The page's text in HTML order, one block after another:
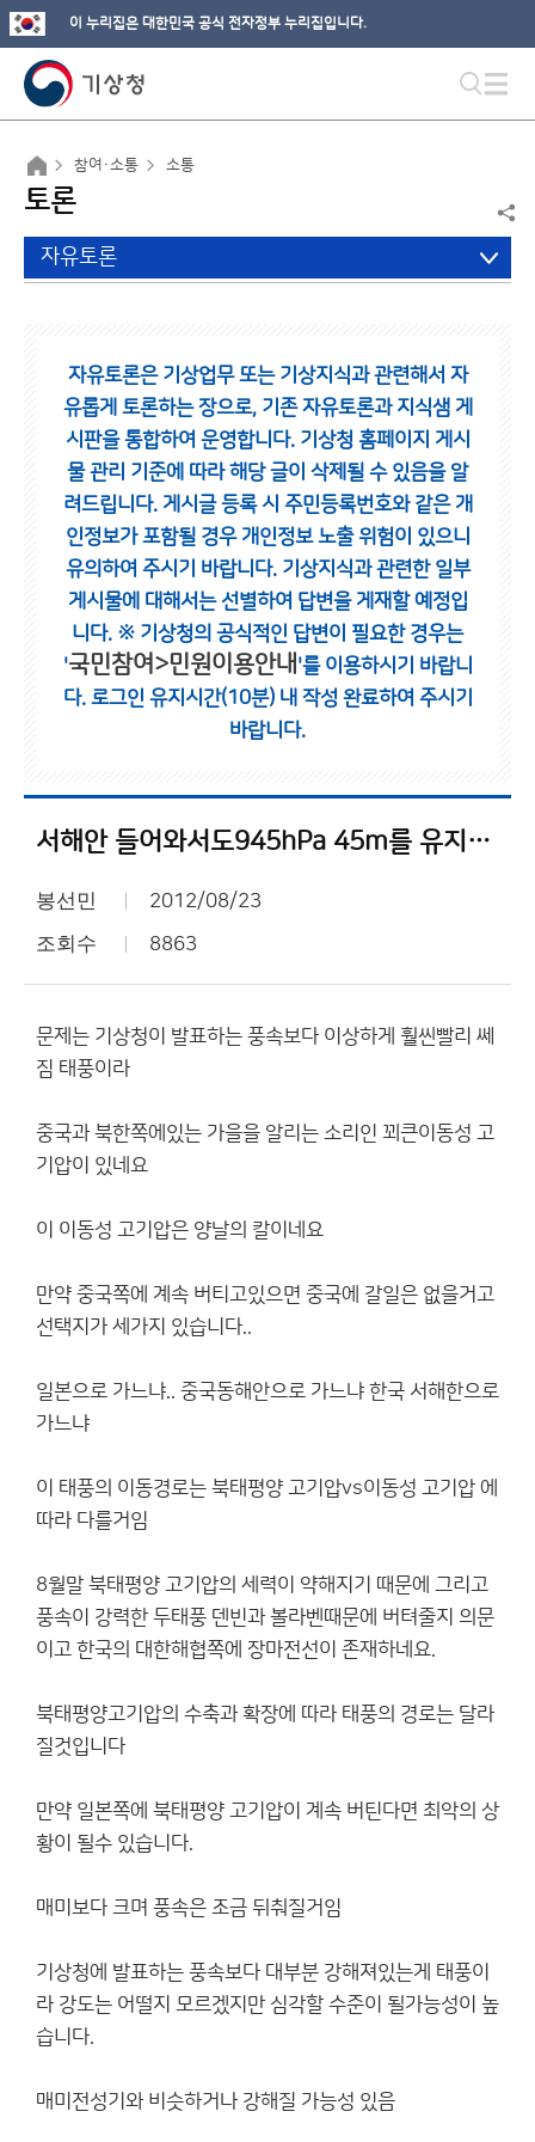
이 누리집은 대한민국 공식 전자정부 누리집입니다.
참여·소통 소통
토론
자유토론
자유토론은 기상업무 또는 기상지식과 관련해서 자
유롭게 토론하는 장으로, 기존 자유토론과 지식샘 게
시판을 통합하여 운영합니다. 기상청 홈페이지 게시
물 관리 기준에 따라 해당 글이 삭제될 수 있음을 알
려드립니다. 게시글 등록 시 주민등록번호와 같은 개
인정보가 포함될 경우 개인정보 노출 위험이 있으니
유의하여 주시기 바랍니다. 기상지식과 관련한 일부
게시물에 대해서는 선별하여 답변을 게재할 예정입
니다. ※ 기상청의 공식적인 답변이 필요한 경우는
'국민참여>민원이용안내 '를 이용하시기 바랍니
다. 로그인 유지시간(10분) 내 작성 완료하여 주시기
바랍니다.
서해안 들어와서도945hPa 45m를 유지할 태풍이라니...
봉선민 2012/08/23
조회수 8863
문제는 기상청이 발표하는 풍속보다 이상하게 훨씬빨리 쎄
짐 태풍이라
중국과 북한쪽에있는 가을을 알리는 소리인 꾀큰이동성 고
기압이 있네요
이 이동성 고기압은 양날의 칼이네요
만약 중국쪽에 계속 버티고있으면 중국에 갈일은 없을거고
선택지가 세가지 있습니다..
일본으로 가느냐.. 중국동해안으로 가느냐 한국 서해한으로
가느냐
이 태풍의 이동경로는 북태평양 고기압vs이동성 고기압 에
따라 다를거임
8월말 북태평양 고기압의 세력이 약해지기 때문에 그리고
풍속이 강력한 두태풍 덴빈과 볼라벤때문에 버텨줄지 의문
이고 한국의 대한해협쪽에 장마전선이 존재하네요.
북태평양고기압의 수축과 확장에 따라 태풍의 경로는 달라
질것입니다
만약 일본쪽에 북태평양 고기압이 계속 버틴다면 최악의 상
황이 될수 있습니다.
매미보다 크며 풍속은 조금 뒤춰질거임
기상청에 발표하는 풍속보다 대부분 강해져있는게 태풍이
라 강도는 어떨지 모르겠지만 심각할 수준이 될가능성이 높
습니다.
매미전성기와 비슷하거나 강해질 가능성 있음